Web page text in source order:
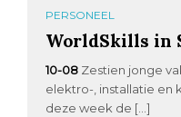
PERSONEEL
WorldSkills in
10-08 Zestien jonge
elektro-, installatie en
deze week de […]